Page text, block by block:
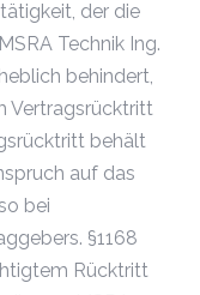
der die
Technik Ing.
behindert,
Vertragsrücktritt
behält
auf das
bei
§1168
Rücktritt